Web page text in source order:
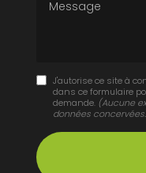
J'autorise ce site à
dans ce formulaire
demande. (Aucune
données